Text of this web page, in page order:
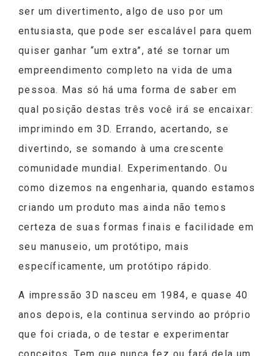
ser um divertimento, algo de uso por um
entusiasta, que pode ser escalável para quem
quiser ganhar “um extra”, até se tornar um
empreendimento completo na vida de uma
pessoa. Mas só há uma forma de saber em
qual posição destas três você irá se encaixar:
imprimindo em 3D. Errando, acertando, se
divertindo, se somando à uma crescente
comunidade mundial. Experimentando. Ou
como dizemos na engenharia, quando estamos
criando um produto mas ainda não temos
certeza de suas formas finais e facilidade em
seu manuseio, um protótipo, mais
específicamente, um protótipo rápido.
A impressão 3D nasceu em 1984, e quase 40
anos depois, ela continua servindo ao próprio
que foi criada, o de testar e experimentar
conceitos. Tem que nunca fez ou fará dela um